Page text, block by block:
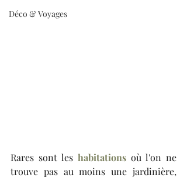
Déco & Voyages
Rares sont les habitations où l'on ne
trouve pas au moins une jardinière,